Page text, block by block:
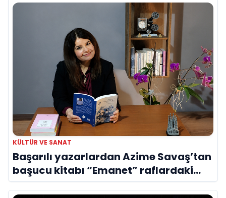
KÜLTÜR VE SANAT
Başarılı yazarlardan Azime Savaş’tan
başucu kitabı “Emanet” raflardaki
yerini aldı